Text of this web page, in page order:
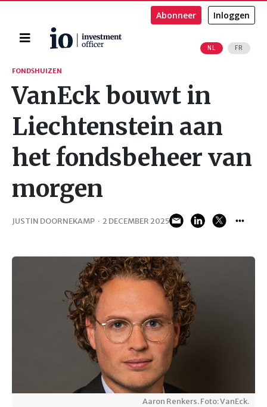
Home
NL FR
Abonneer Inloggen
Zoeken
FONDSHUIZEN
VanEck bouwt in
Liechtenstein aan
het fondsbeheer van
morgen
JUSTIN DOORNEKAMP · 2 DECEMBER 2025
Aaron Renkers. Foto: VanEck.